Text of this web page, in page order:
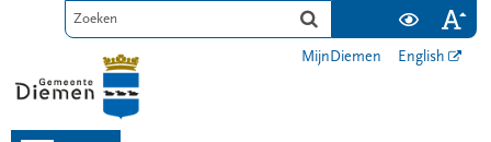
MijnDiemen English